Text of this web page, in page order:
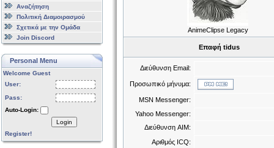
Αναζήτηση
Πολιτική Διαμοιρασμού
Σχετικά με την Ομάδα
Join Discord
Personal Menu
Welcome Guest
User:
Pass:
Auto-Login:
Login
Register!
AnimeClipse Legacy
Επαφή tidus
Διεύθυνση Email:
Προσωπικό μήνυμα:
MSN Messenger:
Yahoo Messenger:
Διεύθυνση AIM:
Αριθμός ICQ: